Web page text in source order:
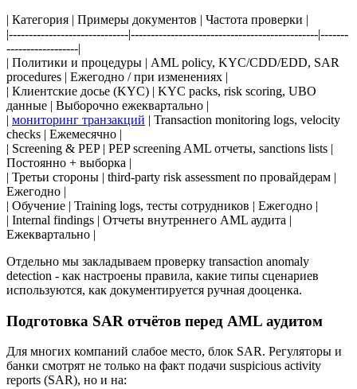
| Категория | Примеры документов | Частота проверки |
|------------------------------|-----------------------------------------------|-------
------------------|
| Политики и процедуры | AML policy, KYC/CDD/EDD, SAR
procedures | Ежегодно / при изменениях |
| Клиентские досье (KYC) | KYC packs, risk scoring, UBO
данные | Выборочно ежеквартально |
| мониторинг транзакций | Transaction monitoring logs, velocity
checks | Ежемесячно |
| Screening & PEP | PEP screening AML отчеты, sanctions lists |
Постоянно + выборка |
| Третьи стороны | third-party risk assessment по провайдерам |
Ежегодно |
| Обучение | Training logs, тесты сотрудников | Ежегодно |
| Internal findings | Отчеты внутреннего AML аудита |
Ежеквартально |
Отдельно мы закладываем проверку transaction anomaly
detection - как настроены правила, какие типы сценариев
используются, как документируется ручная дооценка.
Подготовка SAR отчётов перед AML аудитом
Для многих компаний слабое место, блок SAR. Регуляторы и
банки смотрят не только на факт подачи suspicious activity
reports (SAR), но и на: